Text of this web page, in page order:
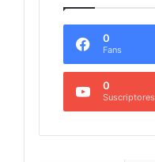
0
Fans
0
Suscriptores